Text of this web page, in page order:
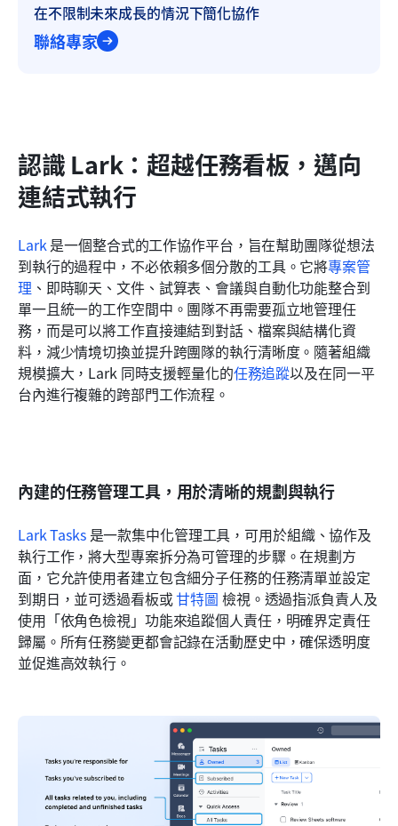
在不限制未來成長的情況下簡化協作
聯絡專家
認識 Lark：超越任務看板，邁向
連結式執行
Lark 是一個整合式的工作協作平台，旨在幫助團隊從想法
到執行的過程中，不必依賴多個分散的工具。它將專案管
理 、即時聊天、文件、試算表、會議與自動化功能整合到
單一且統一的工作空間中。團隊不再需要孤立地管理任
務，而是可以將工作直接連結到對話、檔案與結構化資
料，減少情境切換並提升跨團隊的執行清晰度。隨著組織
規模擴大，Lark 同時支援輕量化的任務追蹤以及在同一平
台內進行複雜的跨部門工作流程。
內建的任務管理工具，用於清晰的規劃與執行
Lark Tasks 是一款集中化管理工具，可用於組織、協作及
執行工作，將大型專案拆分為可管理的步驟。在規劃方
面，它允許使用者建立包含細分子任務的任務清單並設定
到期日，並可透過看板或 甘特圖 檢視。透過指派負責人及
使用「依角色檢視」功能來追蹤個人責任，明確界定責任
歸屬。所有任務變更都會記錄在活動歷史中，確保透明度
並促進高效執行。